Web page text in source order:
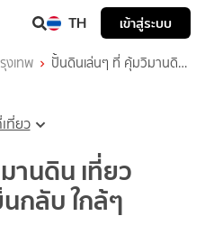
TH เข้าสู่ระบบ
งเทพ
ปั้นดินเล่นๆ ที่ คุ้มวิมานดิน
งเทพ
ที่ยว
านดิน เที่ยว
นกลับ ใกล้ๆ